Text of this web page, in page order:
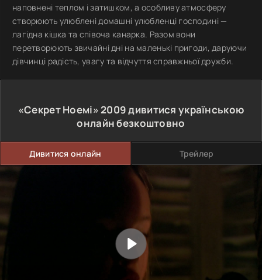
наповнені теплом і затишком, а особливу атмосферу
створюють улюблені домашні улюбленці господині —
лагідна кішка та співоча канарка. Разом вони
перетворюють звичайні дні на маленькі пригоди, даруючи
дівчинці радість, увагу та відчуття справжньої дружби.
«Секрет Ноемі»2009дивитися українською
онлайн безкоштовно
Дивитися онлайн Трейлер